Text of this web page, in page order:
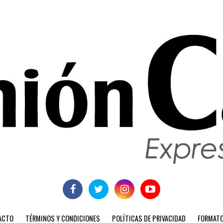
TÉRMINOS Y CONDICIONES POLÍTICAS DE PRIVACIDAD